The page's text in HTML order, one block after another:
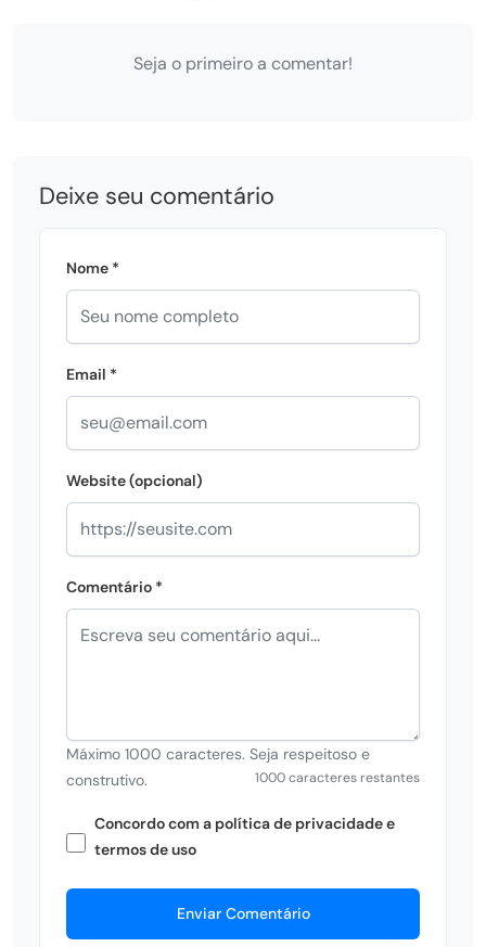
Seja o primeiro a comentar!
Deixe seu comentário
Nome *
Email *
Website (opcional)
Comentário *
Máximo 1000 caracteres. Seja respeitoso e
construtivo.
1000 caracteres restantes
Concordo com a política de privacidade e
termos de uso
Enviar Comentário